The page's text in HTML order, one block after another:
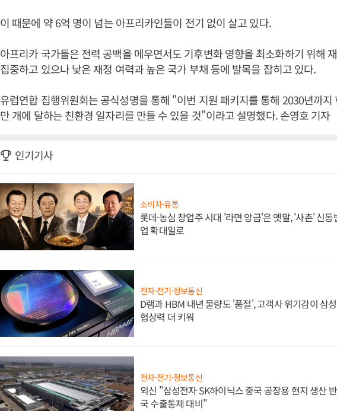
이 때문에 약 6억 명이 넘는 아프리카인들이 전기 없이 살고 있다.
아프리카 국가들은 전력 공백을 메우면서도 기후변화 영향을 최소화하기 위해
집중하고 있으나 낮은 재정 여력과 높은 국가 부채 등에 발목을 잡히고 있다.
유럽연합 집행위원회는 공식성명을 통해 "이번 지원 패키지를 통해 2030년까지
만 개에 달하는 친환경 일자리를 만들 수 있을 것"이라고 설명했다. 손영호 기자
인기기사
소비자·유통
롯데·농심 창업주 시대 '라면 앙금'은 옛말, '사촌' 신동
업 확대일로
전자·전기·정보통신
D램과 HBM 내년 물량도 '품절', 고객사 위기감이 삼
협상력 더 키워
전자·전기·정보통신
외신 "삼성전자 SK하이닉스 중국 공장용 현지 생산
국 수출통제 대비"